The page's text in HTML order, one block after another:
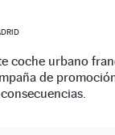
coche urbano
de